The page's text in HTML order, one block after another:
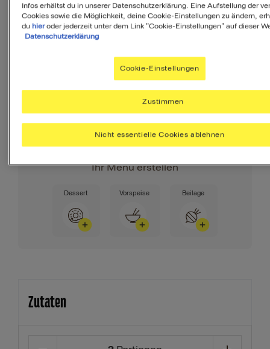
Ist diese Mahlzeit
ausgewogen?
MyMenuIQ hilft Dir, deinen Körper mit
allen Nährstoffen zu versorgen, die Du
Ihr Menü erstellen
Dessert Vorspeise Beilage
Zutaten
Infos erhältst du in unserer Datenschutzerklärung. Eine Aufstellung der
Cookies sowie die Möglichkeit, deine Cookie-Einstellungen zu ändern,
du hieroder jederzeit unter dem Link "Cookie-Einstellungen" auf dieser
Datenschutzerklärung
Cookie-Einstellungen
Nicht essentielle Cookies ablehnen
Zustimmen